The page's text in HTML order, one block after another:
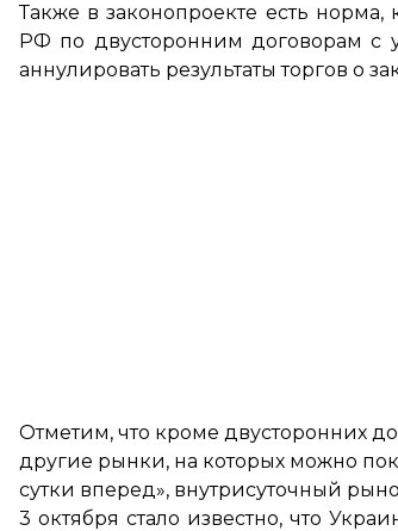
Также в законопроекте есть норма,
РФ по двусторонним договорам с
аннулировать результаты торгов о
Отметим, что кроме двусторонних
другие рынки, на которых можно
сутки вперед», внутрисуточный
3 октября стало известно, что